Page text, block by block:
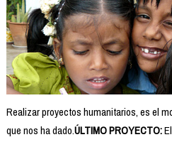
Realizar proyectos humanitarios, es el
que nos ha dado.ÚLTIMO PROYECTO: